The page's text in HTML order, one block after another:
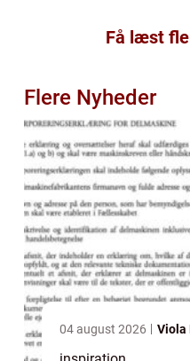
Få læst
Flere Nyheder
04 august 2026 Viola